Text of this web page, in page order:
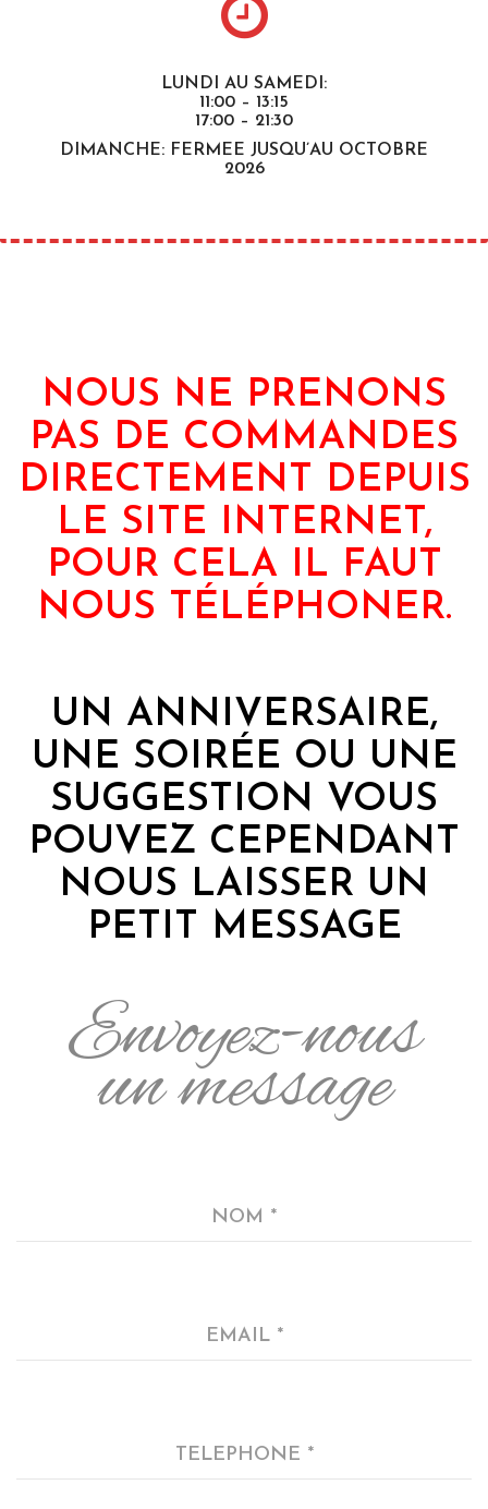
LUNDI AU SAMEDI:
11:00 – 13:15
17:00 – 21:30
DIMANCHE: FERMEE JUSQU’AU OCTOBRE
2026
NOUS NE PRENONS
PAS DE COMMANDES
DIRECTEMENT DEPUIS
LE SITE INTERNET,
POUR CELA IL FAUT
NOUS TÉLÉPHONER.
UN ANNIVERSAIRE,
UNE SOIRÉE OU UNE
SUGGESTION VOUS
POUVEZ CEPENDANT
NOUS LAISSER UN
PETIT MESSAGE
Envoyez-nous
un message